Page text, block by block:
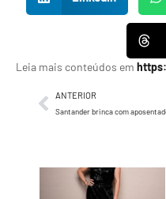
Leia mais conteúdos em
ANTERIOR